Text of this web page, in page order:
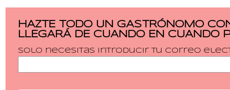
HAZTE TODO UN GASTRÓNOMO
LLEGARÁ DE CUANDO EN CUANDO
Solo necesitas introducir tu correo